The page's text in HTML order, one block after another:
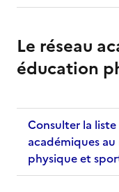
Le réseau
éducation
Consulter la
académiques
physique et